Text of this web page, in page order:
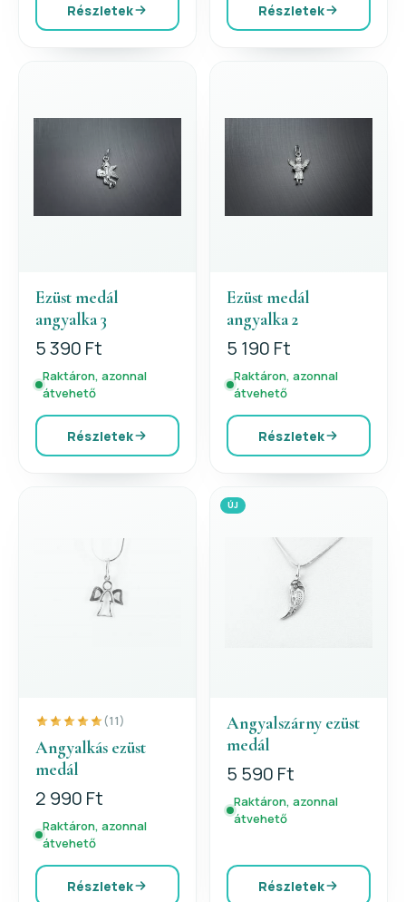
Részletek Részletek
Ezüst medál
angyalka 3
5 390 Ft
Raktáron, azonnal
átvehető
Részletek
Ezüst medál
angyalka 2
5 190 Ft
Raktáron, azonnal
átvehető
Részletek
(11)
Angyalkás ezüst
medál
2 990 Ft
Raktáron, azonnal
átvehető
Részletek
ÚJ
Angyalszárny ezüst
medál
5 590 Ft
Raktáron, azonnal
átvehető
Részletek